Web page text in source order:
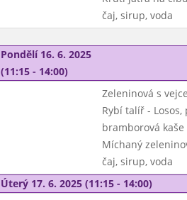
čaj, sirup, voda
Pondělí 16. 6. 2025
(11:15 - 14:00)
Zeleninová s
Rybí talíř -
bramborová kaše
Míchaný
čaj, sirup, voda
Úterý 17. 6. 2025 (11:15 - 14:00)